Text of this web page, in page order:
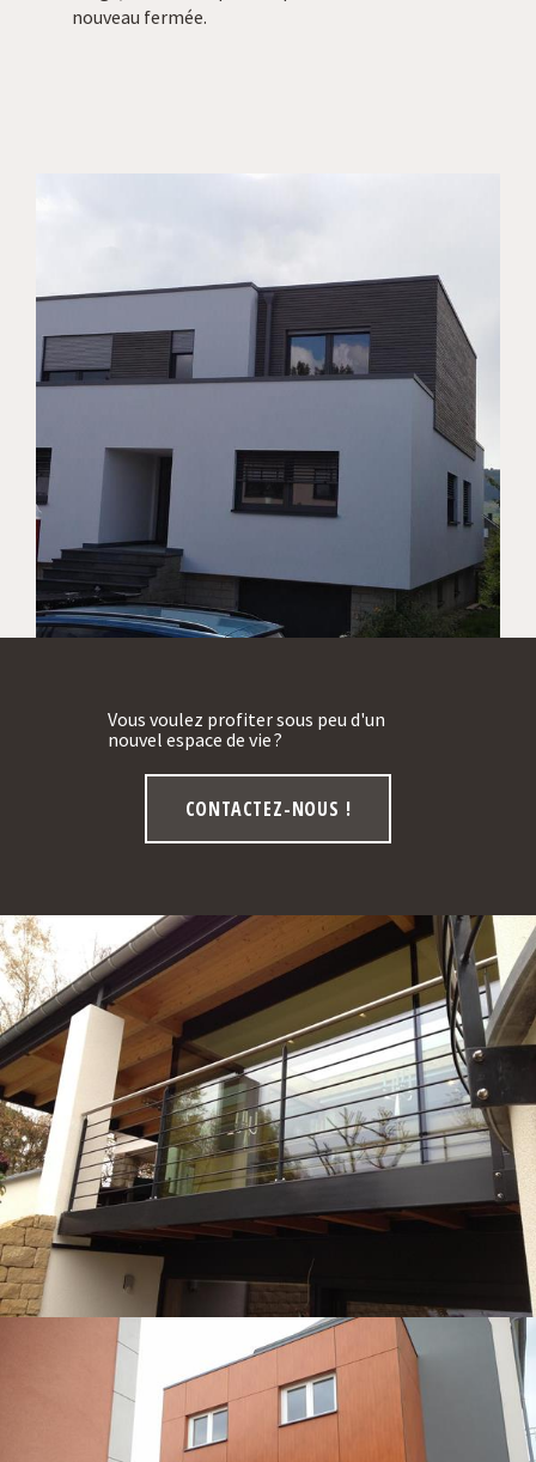
Entreprise
Services
Actualités
nouveau fermée.
Vous voulez profiter sous peu d'un
nouvel espace de vie ?
CONTACTEZ-NOUS !